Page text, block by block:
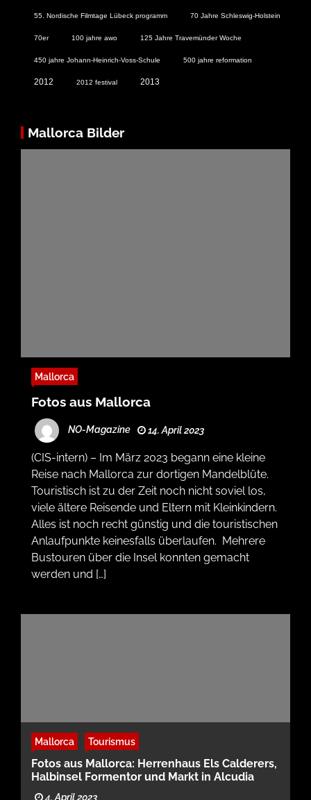
55. Nordische Filmtage Lübeck programm 70 Jahre Schleswig-Holstein
70er 100 jahre awo 125 Jahre Travemünder Woche
450 jahre Johann-Heinrich-Voss-Schule 500 jahre reformation
2012 2012 festival 2013
Mallorca Bilder
Mallorca
Fotos aus Mallorca
NO-Magazine 14. April 2023
(CIS-intern) – Im März 2023 begann eine kleine
Reise nach Mallorca zur dortigen Mandelblüte.
Touristisch ist zu der Zeit noch nicht soviel los,
viele ältere Reisende und Eltern mit Kleinkindern.
Alles ist noch recht günstig und die touristischen
Anlaufpunkte keinesfalls überlaufen. Mehrere
Bustouren über die Insel konnten gemacht
werden und […]
Mallorca Tourismus
Fotos aus Mallorca: Herrenhaus Els Calderers,
Halbinsel Formentor und Markt in Alcudia
4. April 2023